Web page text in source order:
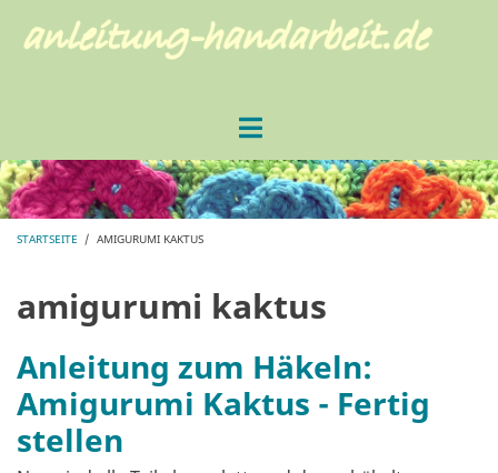
zum
STARTSEITE / AMIGURUMI KAKTUS
amigurumi kaktus
Anleitung zum Häkeln:
Amigurumi Kaktus - Fertig
stellen